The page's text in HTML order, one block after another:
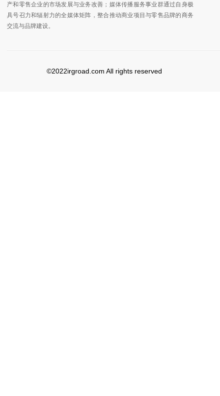
产和零售企业的市场发展与业务改善；媒体传播服务事业群通过自身极
具号召力和辐射力的全媒体矩阵，整合推动商业项目与零售品牌的商务
交流与品牌建设。
©2022irgroad.com All rights reserved